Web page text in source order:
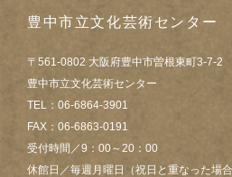
豊中市立文化芸術センター
〒561-0802 大阪府豊中市曽根東町3-7-2
豊中市立文化芸術センター
TEL：06-6864-3901
FAX：06-6863-0191
受付時間／9：00～20：00
休館日／毎週月曜日（祝日と重なった場合